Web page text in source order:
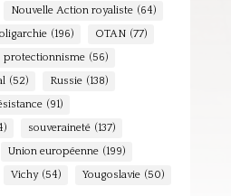
Nouvelle Action royaliste (64)
oligarchie (196) OTAN (77)
protectionnisme (56)
(52) Russie (138)
(91)
souveraineté (137)
Union européenne (199)
Vichy (54) Yougoslavie (50)